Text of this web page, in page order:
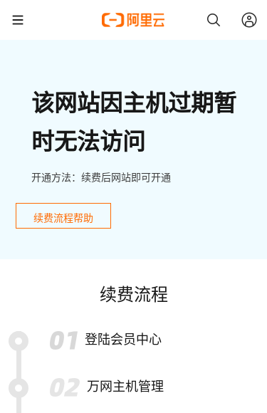
该网站因主机过期暂
时无法访问
开通方法：续费后网站即可开通
续费流程帮助
续费流程
登陆会员中心
万网主机管理